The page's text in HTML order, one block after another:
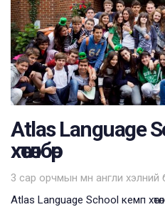
Atlas Language
хөтөлбөр
3 сар орчмын өмнө
Tags
англи хэлний
Atlas Language School кемп